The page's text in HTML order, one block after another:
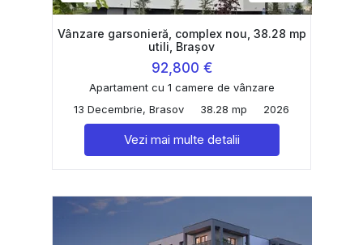
Vânzare garsonieră, complex nou, 38.28 mp
utili, Brașov
92,800 €
Apartament cu 1 camere de vânzare
13 Decembrie, Brasov
38.28 mp 2026
Vezi mai multe detalii